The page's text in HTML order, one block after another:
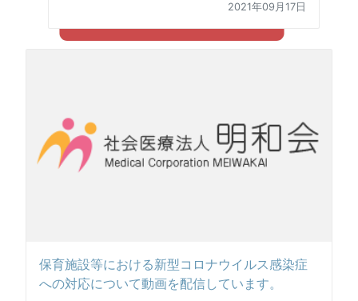
2021年09月17日
保育施設等における新型コロナウイルス感染症
への対応について動画を配信しています。